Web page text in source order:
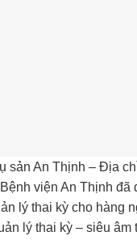
sản An Thịnh – Địa
viện An Thịnh
lý thai kỳ cho hàng
lý thai kỳ – siêu